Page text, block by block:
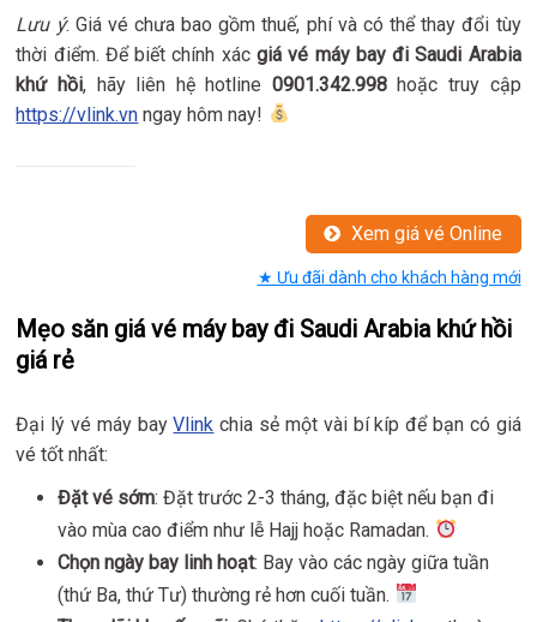
Lưu ý: Giá vé chưa bao gồm thuế, phí và có thể thay đổi tùy
thời điểm. Để biết chính xác giá vé máy bay đi Saudi Arabia
khứ hồi, hãy liên hệ hotline 0901.342.998hoặc truy cập
https://vlink.vn ngay hôm nay!
Xem giá vé Online
★ Ưu đãi dành cho khách hàng mới
Mẹo săn giá vé máy bay đi Saudi Arabia khứ hồi
giá rẻ
Đại lý vé máy bayVlink chia sẻ một vài bí kíp để bạn có giá
vé tốt nhất:
Đặt vé sớm: Đặt trước 2-3 tháng, đặc biệt nếu bạn đi
vào mùa cao điểm như lễ Hajj hoặc Ramadan.
Chọn ngày bay linh hoạt: Bay vào các ngày giữa tuần
(thứ Ba, thứ Tư) thường rẻ hơn cuối tuần.